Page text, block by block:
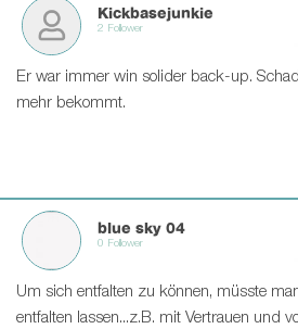
Kickbasejunkie
2 Follower
Er war immer win solider back-up.
mehr bekommt.
blue sky 04
0 Follower
Um sich entfalten zu können, müsste
entfalten lassen...z.B. mit Vertrauen und